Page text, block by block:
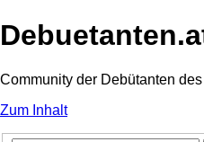
Community der Debütanten
Zum Inhalt